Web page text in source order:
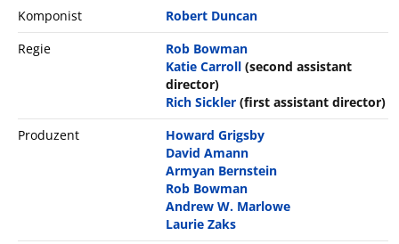
Komponist
Robert Duncan
Regie
Rob Bowman
Katie Carroll (second assistant
director)
Rich Sickler (first assistant director)
Produzent
Howard Grigsby
David Amann
Armyan Bernstein
Rob Bowman
Andrew W. Marlowe
Laurie Zaks